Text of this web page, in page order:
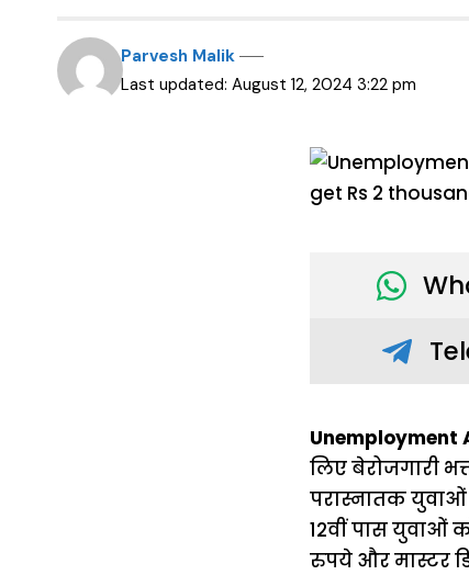
Last updated: August 12, 2024 3:22 pm
Parvesh Malik
Unemployment
लिए बेरोजगारी
परास्नातक युवाओं
12वीं पास युवाओं
रुपये और मास्टर